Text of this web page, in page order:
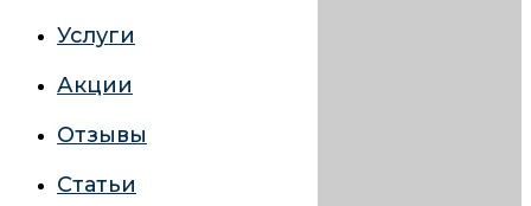
Услуги
Акции
Отзывы
Статьи